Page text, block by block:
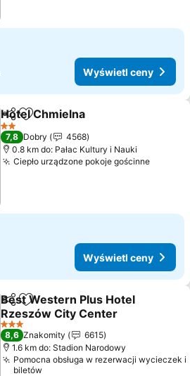
Wyświetl ceny
Udostępnij
Dodaj do ulubionych
Hotel Chmielna
2 Kategoria
7,8 Dobry
4568
0.8 km do: Pałac Kultury i Nauki
Ciepło urządzone pokoje gościnne
Wyświetl ceny
Udostępnij
Dodaj do ulubionych
Best Western Plus Hotel
Rzeszów City Center
Wyświetl ceny
3 Kategoria
8,6 Znakomity
6615
1.6 km do: Stadion Narodowy
Pomocna obsługa w rezerwacji wycieczek i
biletów